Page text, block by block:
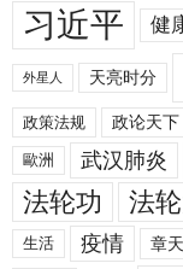
习近平 健
外星人 天亮时分
政策法规 政论天下
歐洲 武汉肺炎
法轮功 法
生活 疫情 章